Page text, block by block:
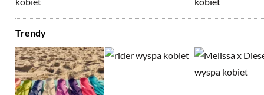
Trendy